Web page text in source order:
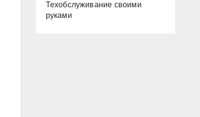
Техобслуживание своими
руками